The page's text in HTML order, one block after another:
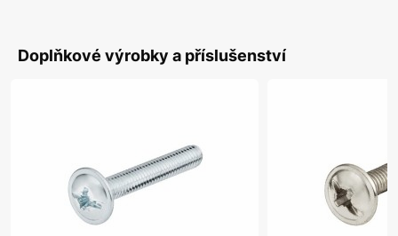
Doplňkové výrobky a příslušenství